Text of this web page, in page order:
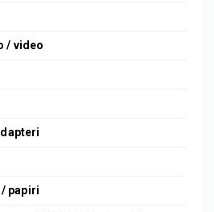
/ video
/ papiri